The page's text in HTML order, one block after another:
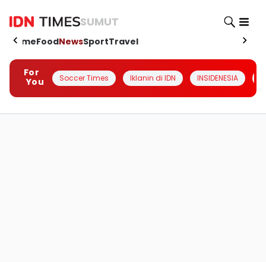
SUMUT
HomeFoodNewsSportTravel
For
You
Soccer Times Iklanin di IDN INSIDENESIA